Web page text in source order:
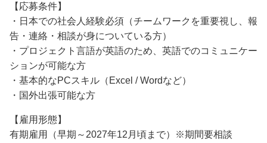
【応募条件】
・日本での社会人経験必須（チームワークを重要視し、報
告・連絡・相談が身についている方）
・プロジェクト言語が英語のため、英語でのコミュニケー
ションが可能な方
・基本的なPCスキル（Excel / Wordなど）
・国外出張可能な方
【雇用形態】
有期雇用（早期～2027年12月頃まで）※期間要相談